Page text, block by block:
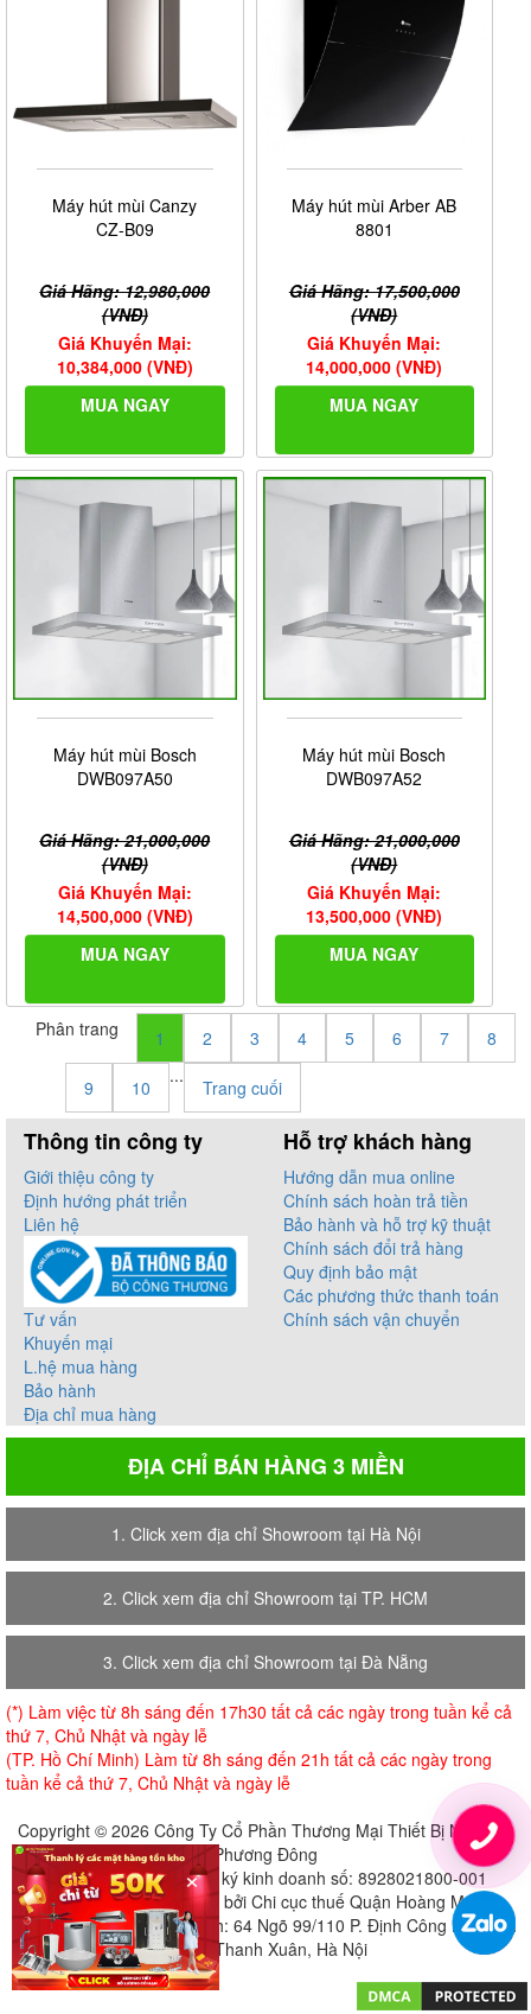
Máy hút mùi Canzy
CZ-B09
Giá Hãng: 12,980,000
(VNĐ)
Giá Khuyến Mại:
10,384,000 (VNĐ)
MUA NGAY
Máy hút mùi Arber AB
8801
Giá Hãng: 17,500,000
(VNĐ)
Giá Khuyến Mại:
14,000,000 (VNĐ)
MUA NGAY
Máy hút mùi Bosch
DWB097A50
Giá Hãng: 21,000,000
(VNĐ)
Giá Khuyến Mại:
14,500,000 (VNĐ)
MUA NGAY
Máy hút mùi Bosch
DWB097A52
Giá Hãng: 21,000,000
(VNĐ)
Giá Khuyến Mại:
13,500,000 (VNĐ)
MUA NGAY
Phân trang 1 2 3 4 5 6 7 8
9 10
...
Trang cuối
Thông tin công ty
Giới thiệu công ty
Định hướng phát triển
Liên hệ
Tư vấn
Khuyến mại
L.hệ mua hàng
Bảo hành
Địa chỉ mua hàng
Hỗ trợ khách hàng
Hướng dẫn mua online
Chính sách hoàn trả tiền
Bảo hành và hỗ trợ kỹ thuật
Chính sách đổi trả hàng
Quy định bảo mật
Các phương thức thanh toán
Chính sách vận chuyển
ĐỊA CHỈ BÁN HÀNG 3 MIỀN
1. Click xem địa chỉ Showroom tại Hà Nội
2. Click xem địa chỉ Showroom tại TP. HCM
3. Click xem địa chỉ Showroom tại Đà Nẵng
(*) Làm việc từ 8h sáng đến 17h30 tất cả các ngày trong tuần kể cả
thứ 7, Chủ Nhật và ngày lễ
(TP. Hồ Chí Minh) Làm từ 8h sáng đến 21h tất cả các ngày trong
tuần kể cả thứ 7, Chủ Nhật và ngày lễ
Copyright © 2026 Công Ty Cổ Phần Thương Mại Thiết Bị Nội Thất
Phương Đông
Giấy chứng nhận đăng ký kinh doanh số: 8928021800-001
Cấp ngày 18-07-2018 bởi Chi cục thuế Quận Hoàng Mai
Địa chỉ đăng ký trụ sở chính: 64 Ngõ 99/110 P. Định Công Hạ, Định
Công, Thanh Xuân, Hà Nội
×